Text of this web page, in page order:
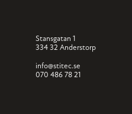
Stansgatan 1
334 32 Anderstorp
info@stitec.se
070 486 78 21